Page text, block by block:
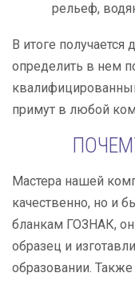
рельеф,
В итоге получается
определить в нем
примут в любой
Мастера нашей
качественно, но и
бланкам ГОЗНАК,
образец и
образовании.